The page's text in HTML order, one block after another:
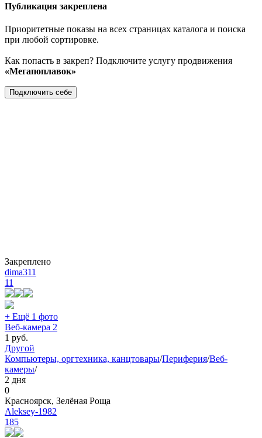
Публикация закреплена
Приоритетные показы на всех страницах каталога и поиска
при любой сортировке.
Как попасть в закреп? Подключите услугу продвижения
«Мегапоплавок»
Подключить себе
Закреплено
dima311
11
+ Ещё 1 фото
Веб-камера 2
1 руб.
Другой
Компьютеры, оргтехника, канцтовары/Периферия/Веб-
камеры/
2 дня
0
Красноярск, Зелёная Роща
Aleksey-1982
185